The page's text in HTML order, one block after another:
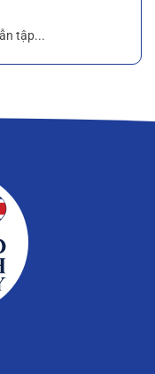
tập...